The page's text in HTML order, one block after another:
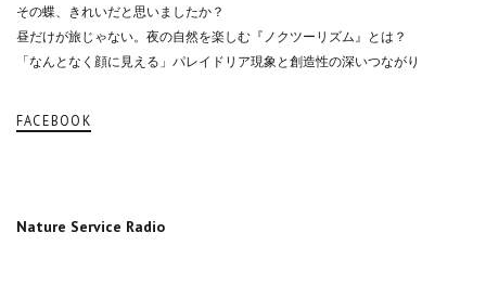
その蝶、きれいだと思いましたか？
昼だけが旅じゃない。夜の自然を楽しむ『ノクツーリズム』とは？
「なんとなく顔に見える」パレイドリア現象と創造性の深いつながり
FACEBOOK
Nature Service Radio